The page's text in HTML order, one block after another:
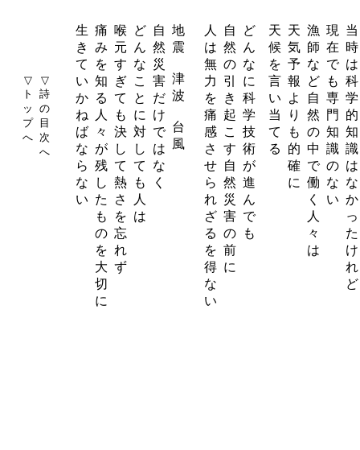
▽
ト
ッ
プ
へ
▽
詩
の
目
次
へ
生
き
て
い
か
ね
ば
な
ら
な
い
痛
み
を
知
る
人
々
が
残
し
た
も
の
を
大
切
に
喉
元
す
ぎ
て
も
決
し
て
熱
さ
を
忘
れ
ず
ど
ん
な
こ
と
に
対
し
て
も
人
は
自
然
災
害
だ
け
で
は
な
く
地
震
津
波
台
風
人
は
無
力
を
痛
感
さ
せ
ら
れ
ざ
る
を
得
な
い
自
然
の
引
き
起
こ
す
自
然
災
害
の
前
に
ど
ん
な
に
科
学
技
術
が
進
ん
で
も
天
候
を
言
い
当
て
る
天
気
予
報
よ
り
も
的
確
に
漁
師
な
ど
自
然
の
中
で
働
く
人
々
は
現
在
で
も
専
門
知
識
の
な
い
当
時
は
科
学
的
知
識
は
な
か
っ
た
け
れ
ど